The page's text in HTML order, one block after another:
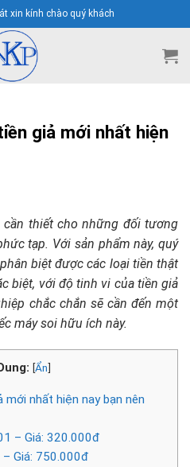
xin kính chào quý khách
giả mới nhất hiện
cần thiết cho những đối tương
tạp. Với sản phẩm này, quý
biệt được các loại tiền thật
biệt, với độ tinh vi của tiền giả
chắc chắn sẽ cần đến một
máy soi hữu ích này.
[Ẩn]
nhất hiện nay bạn nên
– Giá: 320.000đ
Giá: 750.000đ